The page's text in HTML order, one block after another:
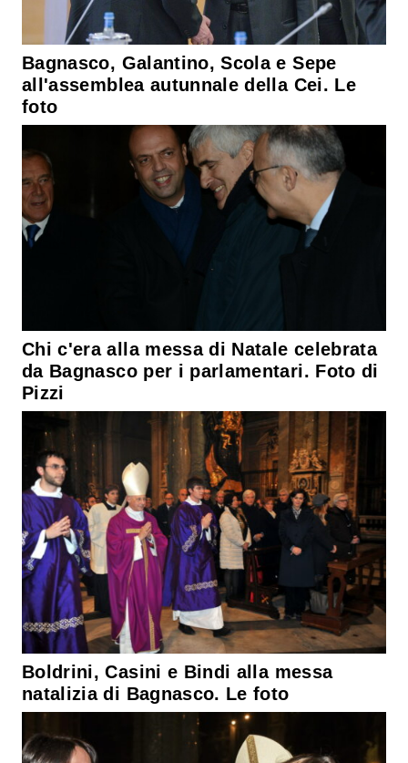
Bagnasco, Galantino, Scola e Sepe
all'assemblea autunnale della Cei. Le
foto
Chi c'era alla messa di Natale celebrata
da Bagnasco per i parlamentari. Foto di
Pizzi
Boldrini, Casini e Bindi alla messa
natalizia di Bagnasco. Le foto